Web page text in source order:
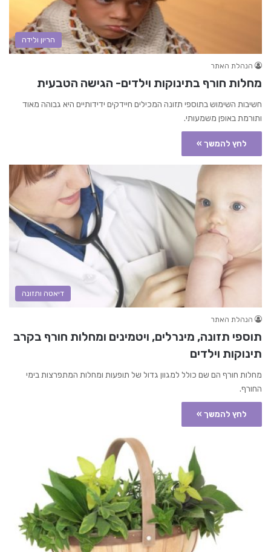
הריון ולידה
הנהלת האתר
מחלות חורף בתינוקות וילדים- הגישה הטבעית
חשיבות השימוש בתוספי תזונה המכילים חיידקים ידידותיים היא גבוהה מאוד
ותורמת באופן משמעותי.
לחץ להמשך »
דיאטה ותזונה
הנהלת האתר
תוספי תזונה, מינרלים, ויטמינים ומחלות חורף בקרב
תינוקות וילדים
מחלות חורף הם שם כולל למגוון גדול של תופעות ומחלות המתפרצות בימי
החורף.
לחץ להמשך »